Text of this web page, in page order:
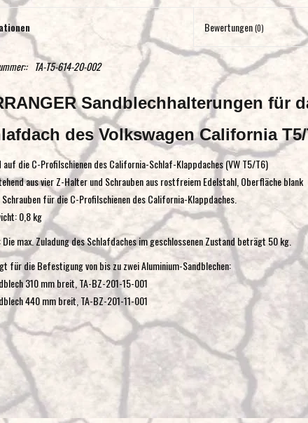
Bewertungen(0)
TA-T5-614-20-002
Sandblechhalterungen für
des Volkswagen California
auf die C-Profilschienen des California-Schlaf-Klappdaches (VW T5/T6)
aus vier Z-Halter und Schrauben aus rostfreiem Edelstahl, Oberfläche blank
Schrauben für die C-Profilschienen des California-Klappdaches.
0,8 kg
Die max. Zuladung des Schlafdaches im geschlossenen Zustand beträgt 50 kg.
für die Befestigung von bis zu zwei Aluminium-Sandblechen:
310 mm breit, TA-BZ-201-15-001
440 mm breit, TA-BZ-201-11-001